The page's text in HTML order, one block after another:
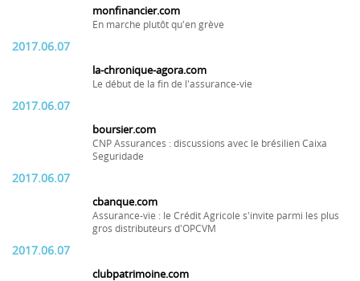
monfinancier.com
En marche plutôt qu'en grève
2017.06.07
la-chronique-agora.com
Le début de la fin de l'assurance-vie
2017.06.07
boursier.com
CNP Assurances : discussions avec le brésilien Caixa
Seguridade
2017.06.07
cbanque.com
Assurance-vie : le Crédit Agricole s'invite parmi les plus
gros distributeurs d'OPCVM
2017.06.07
clubpatrimoine.com